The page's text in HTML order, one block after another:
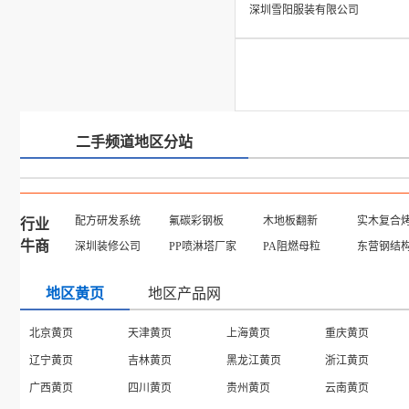
深圳雪阳服装有限公司
二手频道地区分站
行业
牛商
配方研发系统 氟碳彩钢板 木地板翻新
实木复合
深圳装修公司
PP喷淋塔厂家 PA阻燃母粒 东营钢结
地区黄页 地区产品网
贵州产品 广东产品 云南产品 吉林产品
安徽产品 陕西产品 北京产品 辽宁产品
海南产品 河北产品 甘肃产品 江西产品